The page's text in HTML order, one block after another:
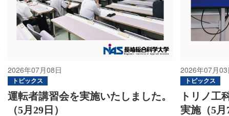
2026年07月08日
トピックス
運転者講習会を実施いたしました。
（5月29日）
2026年07月03
トピックス
トリノ工
実施（5月